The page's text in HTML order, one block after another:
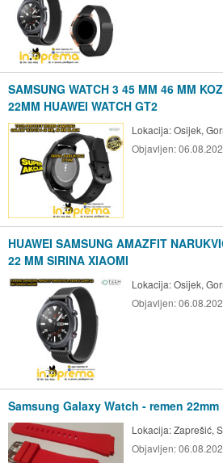
SAMSUNG WATCH 3 45 MM 46 MM
22MM HUAWEI WATCH GT2
Lokacija:Osijek,
Objavljen:
HUAWEI SAMSUNG AMAZFIT
22 MM SIRINA XIAOMI
Lokacija:Osijek,
Objavljen:
Samsung Galaxy Watch - remen 22mm
Lokacija:Zaprešić,
Objavljen: